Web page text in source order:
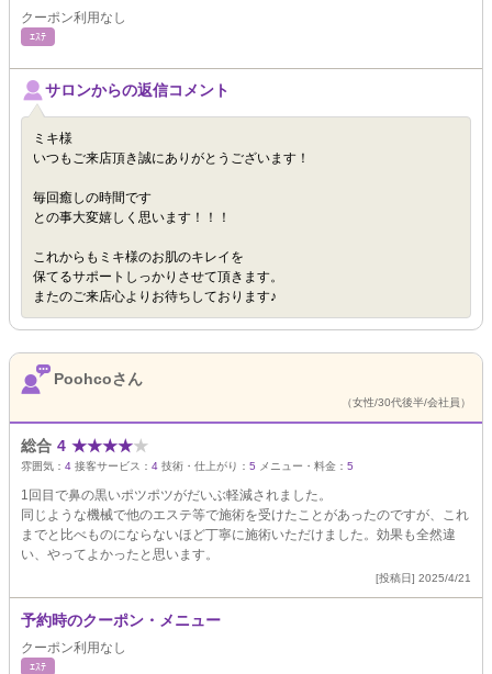
クーポン利用なし
ｴｽﾃ
サロンからの返信コメント
ミキ様
いつもご来店頂き誠にありがとうございます！
毎回癒しの時間です
との事大変嬉しく思います！！！
これからもミキ様のお肌のキレイを
保てるサポートしっかりさせて頂きます。
またのご来店心よりお待ちしております♪
Poohcoさん
（女性/30代後半/会社員）
総合 4 ★★★★★
雰囲気： 4 接客サービス： 4 技術・仕上がり： 5 メニュー・料金： 5
1回目で鼻の黒いポツポツがだいぶ軽減されました。
同じような機械で他のエステ等で施術を受けたことがあったのですが、これ
までと比べものにならないほど丁寧に施術いただけました。効果も全然違
い、やってよかったと思います。
[投稿日] 2025/4/21
予約時のクーポン・メニュー
クーポン利用なし
ｴｽﾃ